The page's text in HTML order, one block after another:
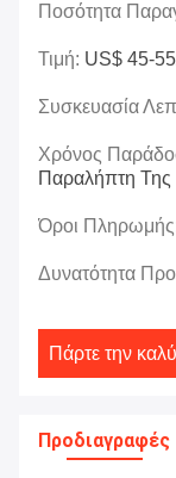
Ποσότητα
Τιμή: US$ 45-
Συσκευασία
Χρόνος
Παραλήπτη
Όροι
Δυνατότητα
Πάρτε την
Προδιαγραφές